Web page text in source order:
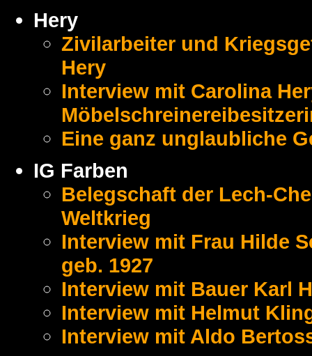
Hery
Zivilarbeiter und
Hery
Interview mit Carolina
Eine ganz unglaubliche
IG Farben
Belegschaft der Lech-
Weltkrieg
Interview mit Frau Hilde
geb. 1927
Interview mit Bauer Karl
Interview mit Helmut
Interview mit Aldo